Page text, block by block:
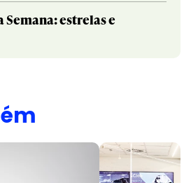
Semana: estrelas e